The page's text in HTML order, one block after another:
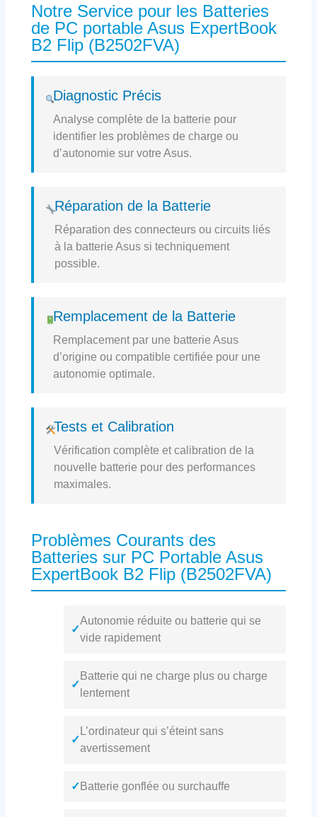
Notre Service pour les Batteries
de PC portable Asus ExpertBook
B2 Flip (B2502FVA)
Diagnostic Précis
Analyse complète de la batterie pour
identifier les problèmes de charge ou
d’autonomie sur votre Asus.
Réparation de la Batterie
Réparation des connecteurs ou circuits liés
à la batterie Asus si techniquement
possible.
Remplacement de la Batterie
Remplacement par une batterie Asus
d’origine ou compatible certifiée pour une
autonomie optimale.
Tests et Calibration
Vérification complète et calibration de la
nouvelle batterie pour des performances
maximales.
Problèmes Courants des
Batteries sur PC Portable Asus
ExpertBook B2 Flip (B2502FVA)
✓
Autonomie réduite ou batterie qui se
vide rapidement
✓
Batterie qui ne charge plus ou charge
lentement
✓
L’ordinateur qui s’éteint sans
avertissement
✓ Batterie gonflée ou surchauffe